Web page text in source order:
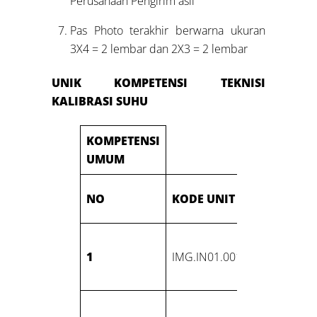
Pas Photo terakhir berwarna ukuran
3X4 = 2 lembar dan 2X3 = 2 lembar
UNIK KOMPETENSI TEKNISI
KALIBRASI SUHU
KOMPETENSI
UMUM
NO KODE UNIT
1 IMG.IN01.001.01